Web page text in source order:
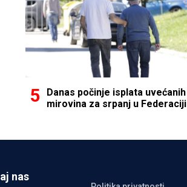
Danas počinje isplata uvećanih
mirovina za srpanj u Federaciji
nas